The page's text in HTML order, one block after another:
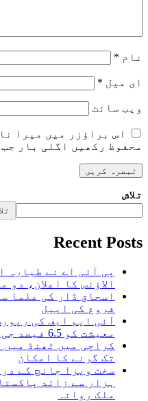
نام *
ای میل *
ویب‌ سائٹ
اس براؤزر میں میرا
محفوظ رکھیں اگلی بار
تلاش
Recent Posts
پی آئی اے نے طیارہ
الاؤنس کا اعلان،
اسحاق ڈار کی علما
فروغ کی اپیل
آئی ایم ایف کی
معیشت کو 6.5 فیصد جی ڈی پی کا نقصان
تک گرنے کا امکان
ہزار سے زائد
ملک روانہ